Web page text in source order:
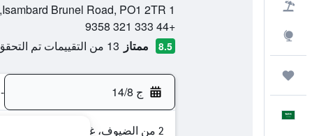
1 Isambard Brunel Road, PO1 2TR, بورتسماوث, إنجلترا, المملكة المتحدة
+44 333 321 9358
8.5 ممتاز 13 من التقييمات تم التحقق منها
ج 14/8 -
2 من الضيوف، غرفة واحدة